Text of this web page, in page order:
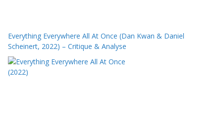
Everything Everywhere All At Once (Dan Kwan & Daniel
Scheinert, 2022) – Critique & Analyse